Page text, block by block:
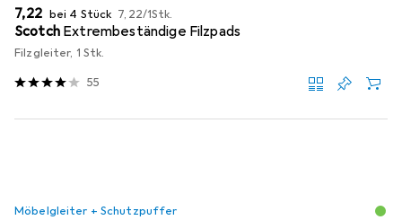
EUR
7,22 bei 4 Stück EUR
7,22/1Stk.
Scotch Extrembeständige Filzpads
Filzgleiter, 1 Stk.
55
Möbelgleiter + Schutzpuffer